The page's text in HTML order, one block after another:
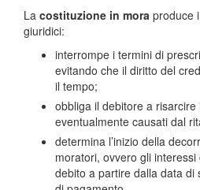
La costituzione in mora produce
giuridici:
interrompe i termini di
evitando che il diritto del
il tempo;
obbliga il debitore a risarcire
eventualmente causati dal
determina l’inizio della
moratori, ovvero gli
debito a partire dalla data di